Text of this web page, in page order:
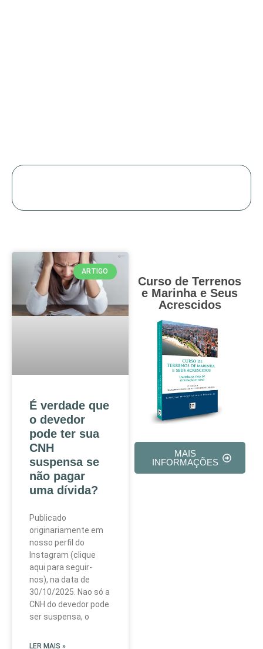
ARTIGO
É verdade que
o devedor
pode ter sua
CNH
suspensa se
não pagar
uma dívida?
Publicado
originariamente em
nosso perfil do
Instagram (clique
aqui para seguir-
nos), na data de
30/10/2025. Nao só a
CNH do devedor pode
ser suspensa, o
LER MAIS »
Curso de Terrenos
e Marinha e Seus
Acrescidos
MAIS
INFORMAÇÕES